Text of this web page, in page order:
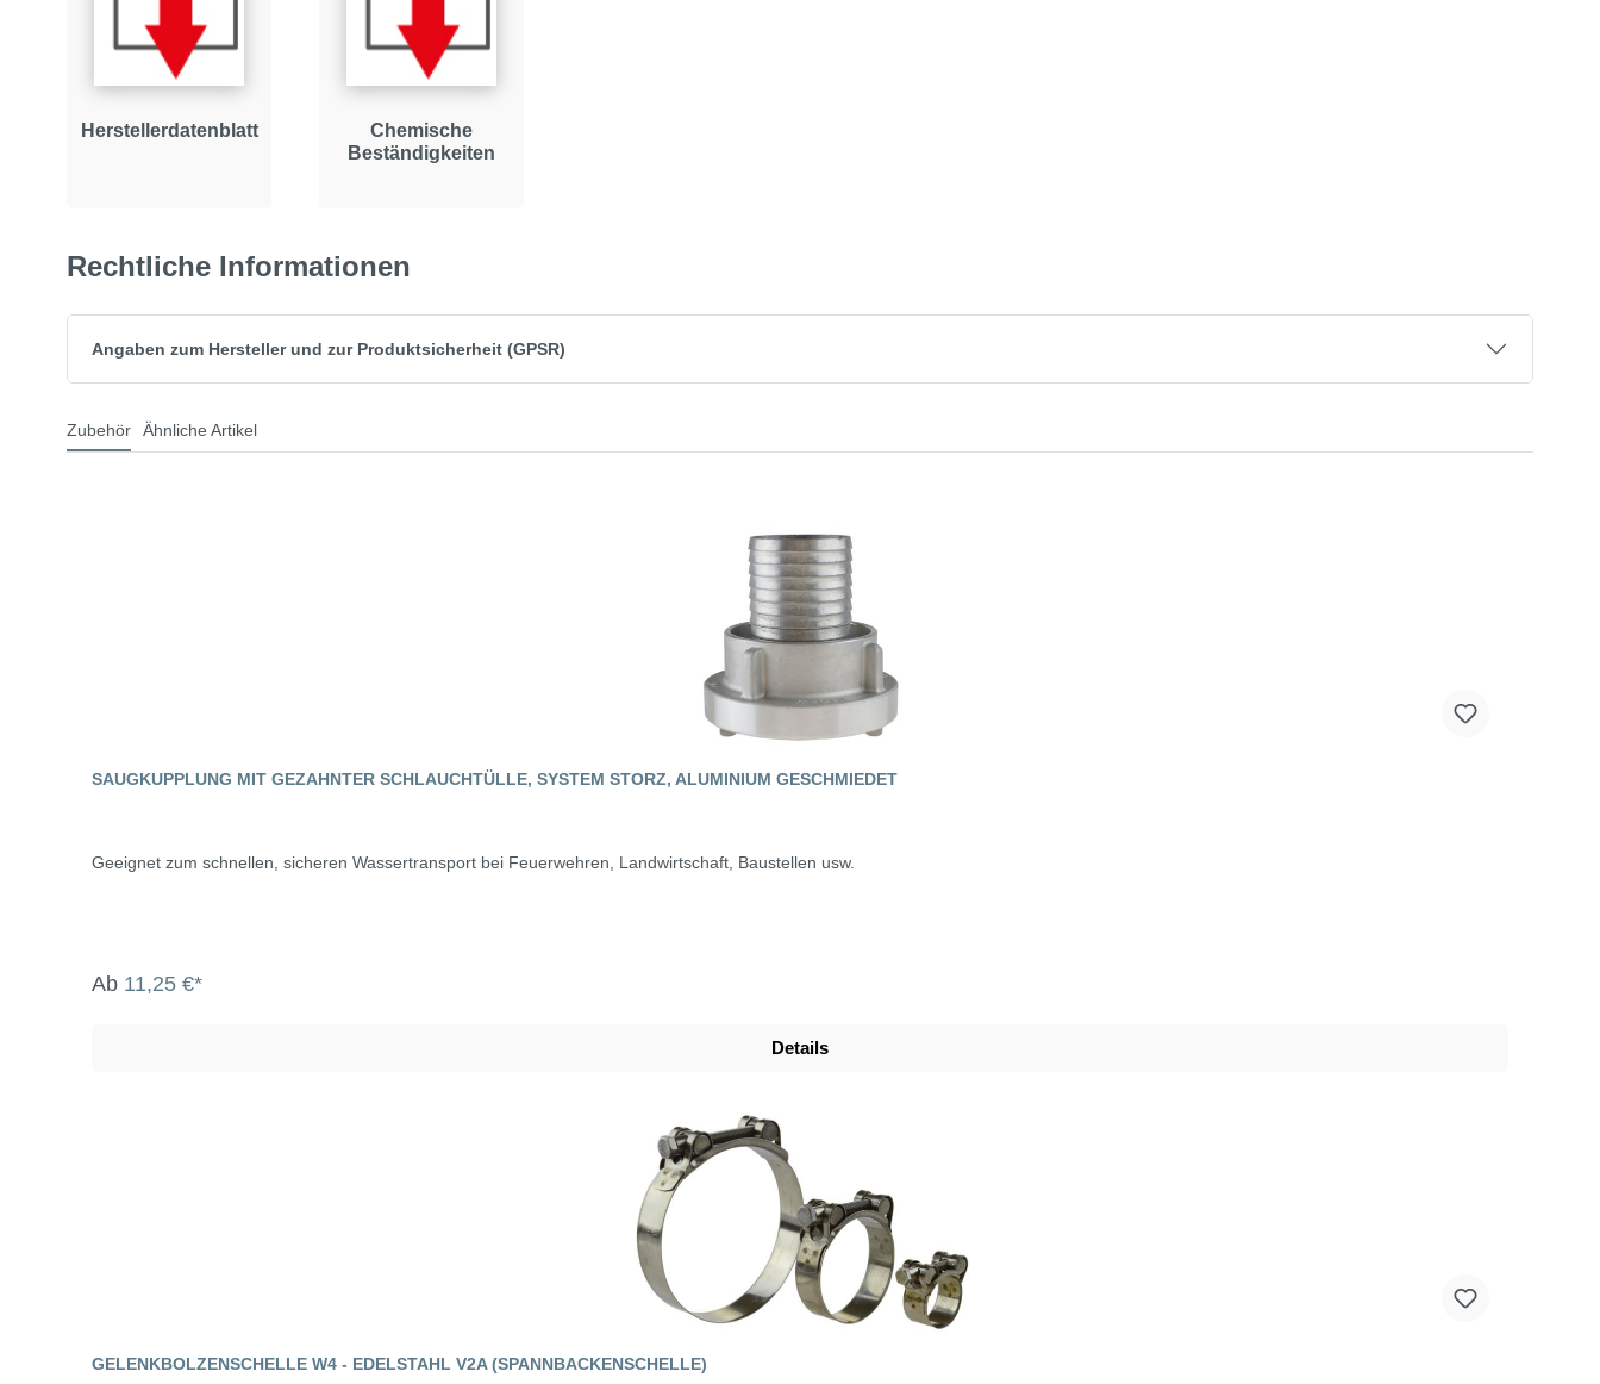
Herstellerdatenblatt
Chemische
Beständigkeiten
Rechtliche Informationen
Angaben zum Hersteller und zur Produktsicherheit (GPSR)
Zubehör Ähnliche Artikel
SAUGKUPPLUNG MIT GEZAHNTER SCHLAUCHTÜLLE, SYSTEM STORZ, ALUMINIUM GESCHMIEDET
Geeignet zum schnellen, sicheren Wassertransport bei Feuerwehren, Landwirtschaft, Baustellen usw.
Ab 11,25 €*
Details
GELENKBOLZENSCHELLE W4 - EDELSTAHL V2A (SPANNBACKENSCHELLE)